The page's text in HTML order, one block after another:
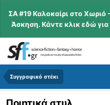
ΣΑ #19 Καλοκαίρι στο Χωριό
Άσκηση. Κάντε κλικ εδώ
Συγγραφικό στέκι